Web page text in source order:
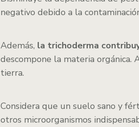
negativo debido a la
Además, la trichoderma
descompone la materia
tierra.
Considera que un suelo sano y
otros microorganismos